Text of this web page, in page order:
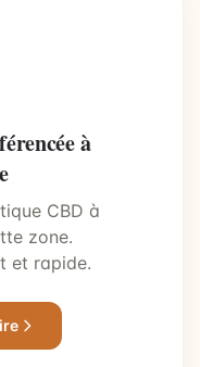
à
CBD à
zone.
et rapide.